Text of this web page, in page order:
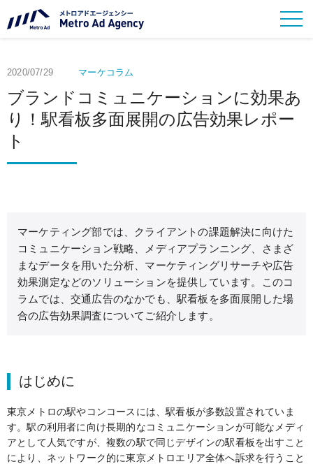
2020/07/29 マーケコラム
ブランドコミュニケーションに効果あ
り！駅看板多面展開の広告効果レポー
ト
マーケティング部では、クライアントの課題解決に向けた
コミュニケーション戦略、メディアプランニング、さまざ
まなデータを用いた分析、マーケティングリサーチや広告
効果測定などのソリューションを提供しています。このコ
ラムでは、交通広告のなかでも、駅看板を多面展開した場
合の広告効果調査についてご紹介します。
はじめに
東京メトロの駅やコンコースには、駅看板が多数設置されていま
す。駅の利用者に向け長期的なコミュニケーションが可能なメディ
アとして人気ですが、複数の駅で同じデザインの駅看板を出すこと
により、ネットワーク的に東京メトロエリア全体へ訴求を行うこと